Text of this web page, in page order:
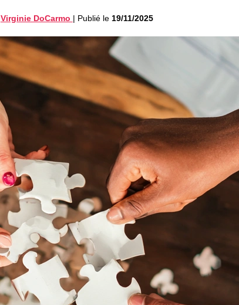
Virginie DoCarmo | Publié le 19/11/2025